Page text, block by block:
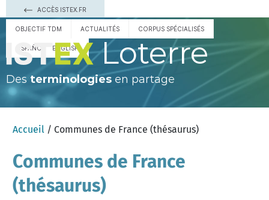
ACCÈS ISTEX.FR
OBJECTIF TDM ACTUALITÉS CORPUS SPÉCIALISÉS
ESPAÑOL ENGLISH Loterre
Des terminologies en partage
Accueil / Communes de France (thésaurus)
Communes de France
(thésaurus)